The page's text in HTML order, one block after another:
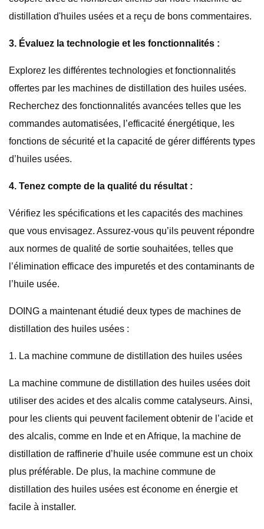
distillation d'huiles usées et a reçu de bons commentaires.
3. Évaluez la technologie et les fonctionnalités :
Explorez les différentes technologies et fonctionnalités
offertes par les machines de distillation des huiles usées.
Recherchez des fonctionnalités avancées telles que les
commandes automatisées, l’efficacité énergétique, les
fonctions de sécurité et la capacité de gérer différents types
d’huiles usées.
4. Tenez compte de la qualité du résultat :
Vérifiez les spécifications et les capacités des machines
que vous envisagez. Assurez-vous qu’ils peuvent répondre
aux normes de qualité de sortie souhaitées, telles que
l’élimination efficace des impuretés et des contaminants de
l’huile usée.
DOING a maintenant étudié deux types de machines de
distillation des huiles usées :
1. La machine commune de distillation des huiles usées
La machine commune de distillation des huiles usées doit
utiliser des acides et des alcalis comme catalyseurs. Ainsi,
pour les clients qui peuvent facilement obtenir de l’acide et
des alcalis, comme en Inde et en Afrique, la machine de
distillation de raffinerie d’huile usée commune est un choix
plus préférable. De plus, la machine commune de
distillation des huiles usées est économe en énergie et
facile à installer.